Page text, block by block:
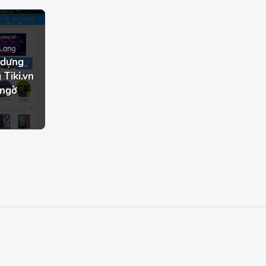
Tiki.vn